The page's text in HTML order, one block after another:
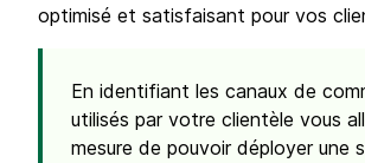
optimisé et satisfaisant pour vos
En identifiant les canaux de
utilisés par votre clientèle vous
mesure de pouvoir déployer une